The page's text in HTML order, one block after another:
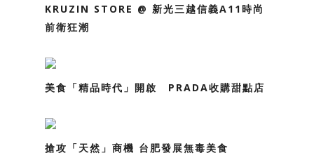
KRUZIN STORE @ 新光三越信義A11時尚
前衛狂潮
美食「精品時代」開啟 PRADA收購甜點店
搶攻「天然」商機 台肥發展無毒美食